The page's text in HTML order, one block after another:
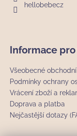
hellobebecz
Informace pro
Všeobecné
Podmínky ochrany
Vrácení zboží a
Doprava a platba
Nejčastější dotazy